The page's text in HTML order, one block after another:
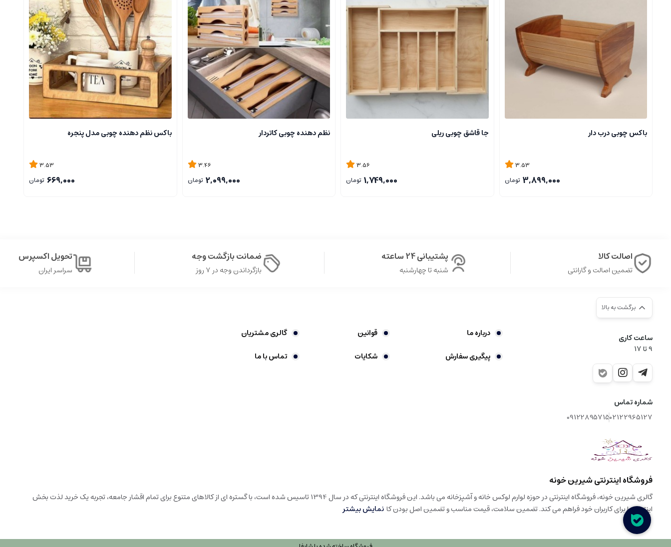
باکس چوبی درب دار
3.53
3,899,000 تومان
جا قاشق چوبی ریلی
3.56
1,749,000 تومان
نظم دهنده چوبی کاتردار
3.46
2,099,000 تومان
باکس نظم دهنده چوبی مدل پنجره
3.53
669,000 تومان
اصالت کالا
تضمین اصالت و گارانتی
پشتیبانی 24 ساعته
شنبه تا چهارشنبه
ضمانت بازگشت وجه
بازگرداندن وجه در ۷ روز
تحویل اکسپرس
سراسر ایران
برگشت به بالا
ساعت کاری
9‌ تا ۱۷
شماره تماس
02122965127
09122895715
درباره ما قوانین
گالری مشتریان
پیگیری سفارش
شکایات تماس با ما
فروشگاه اینترنتی شیرین خونه
گالری شیرین خونه، فروشگاه اینترنتی در حوزه لوارم لوکس خانه و آشپزخانه می باشد. این فروشگاه اینترنتی که در سال 1394 تاسیس شده است، با گستره ای از کالاهای متنوع برای تمام اقشار جامعه، تجربه یک خرید لذت بخش
اینترنتی را برای کاربران خود فراهم می کند. تضمین سلامت، قیمت مناسب و تضمین اصل بودن کا نمایش بیشتر